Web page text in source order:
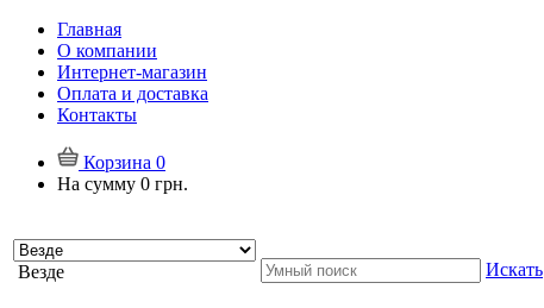
Главная
О компании
Интернет-магазин
Оплата и доставка
Контакты
Корзина 0
На сумму 0 грн.
Везде Искать